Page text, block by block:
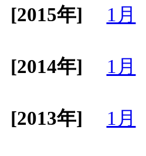
[2015年]
1月
[2014年]
1月
[2013年]
1月